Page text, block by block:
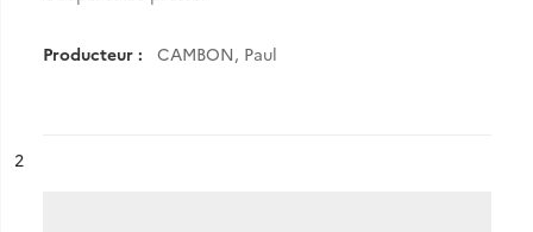
Producteur : CAMBON, Paul
n°
2